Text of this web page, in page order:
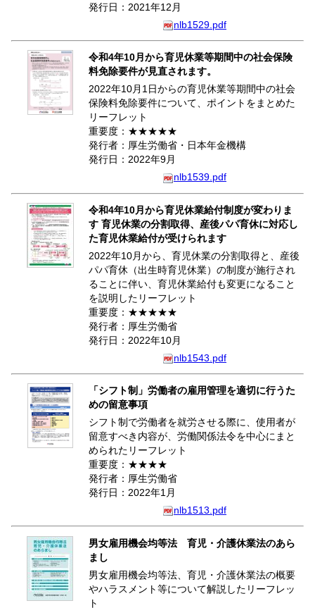
発行日：2021年12月
nlb1529.pdf
令和4年10月から育児休業等期間中の社会保険
料免除要件が見直されます。
2022年10月1日からの育児休業等期間中の社会
保険料免除要件について、ポイントをまとめた
リーフレット
重要度：★★★★★
発行者：厚生労働省・日本年金機構
発行日：2022年9月
nlb1539.pdf
令和4年10月から育児休業給付制度が変わりま
す 育児休業の分割取得、産後パパ育休に対応し
た育児休業給付が受けられます
2022年10月から、育児休業の分割取得と、産後
パパ育休（出生時育児休業）の制度が施行され
ることに伴い、育児休業給付も変更になること
を説明したリーフレット
重要度：★★★★★
発行者：厚生労働省
発行日：2022年10月
nlb1543.pdf
「シフト制」労働者の雇用管理を適切に行うた
めの留意事項
シフト制で労働者を就労させる際に、使用者が
留意すべき内容が、労働関係法令を中心にまと
められたリーフレット
重要度：★★★★
発行者：厚生労働省
発行日：2022年1月
nlb1513.pdf
男女雇用機会均等法 育児・介護休業法のあら
まし
男女雇用機会均等法、育児・介護休業法の概要
やハラスメント等について解説したリーフレッ
ト